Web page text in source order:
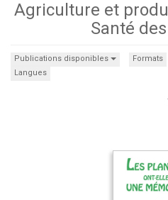
Agriculture et
Santé
Publications disponibles Formats
Langues